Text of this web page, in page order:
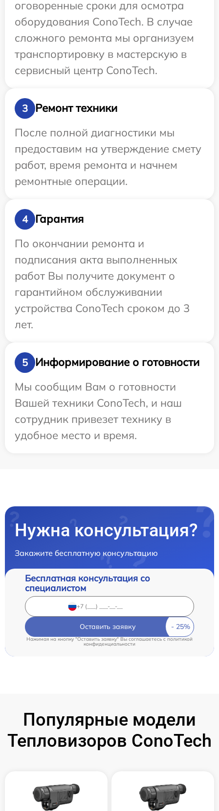
оговоренные сроки для осмотра
оборудования ConoTech. В случае
сложного ремонта мы организуем
транспортировку в мастерскую в
сервисный центр ConoTech.
3
Ремонт техники
После полной диагностики мы
предоставим на утверждение смету
работ, время ремонта и начнем
ремонтные операции.
4
Гарантия
По окончании ремонта и
подписания акта выполненных
работ Вы получите документ о
гарантийном обслуживании
устройства ConoTech сроком до 3
лет.
5
Информирование о готовности
Мы сообщим Вам о готовности
Вашей техники ConoTech, и наш
сотрудник привезет технику в
удобное место и время.
Нужна консультация?
Закажите бесплатную консультацию
Бесплатная консультация со
специалистом
Оставить заявку
Нажимая на кнопку "Оставить заявку" Вы соглашаетесь cполитикой
конфиденциальности
Популярные модели
Тепловизоров ConoTech